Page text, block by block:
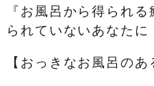
『お風呂から得られ
られていないあなたに
【おっきなお風呂のあ